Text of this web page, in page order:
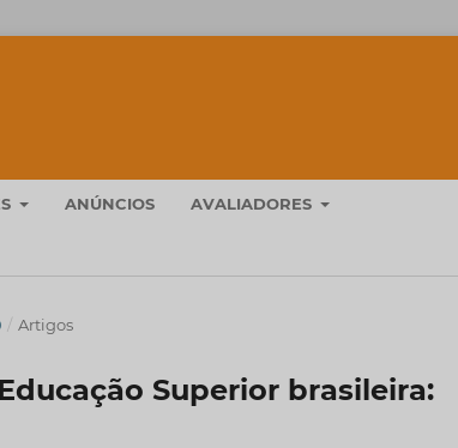
ANÚNCIOS AVALIADORES
/ Artigos
Superior brasileira: